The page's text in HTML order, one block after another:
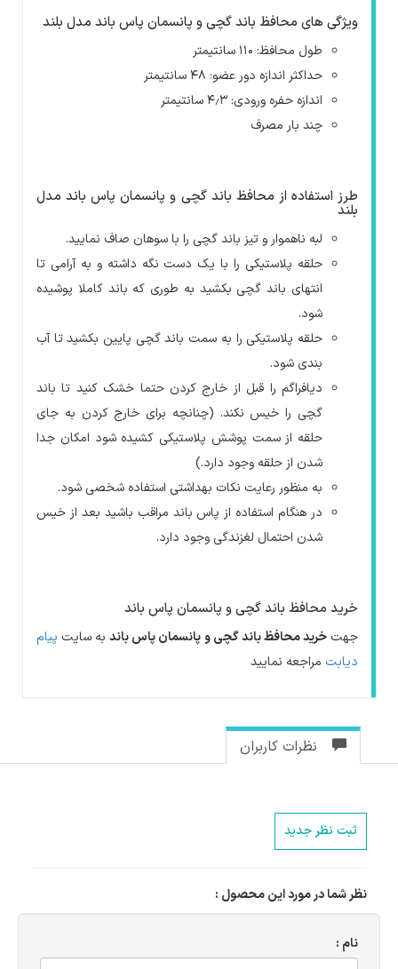
ویژگی های محافظ باند گچی و پانسمان پاس باند مدل بلند
طول محافظ: ۱۱۰ سانتیمتر
حداکثر اندازه دور عضو: ۴۸ سانتیمتر
اندازه حفره ورودی: ۴٫۳ سانتیمتر
چند بار مصرف
طرز استفاده از محافظ باند گچی و پانسمان پاس باند مدل
بلند
لبه ناهموار و تیز باند گچی را با سوهان صاف نمایید.
حلقه پلاستیکی را با یک دست نگه داشته و به آرامی تا
انتهای باند گچی بکشید به طوری که باند کاملا پوشیده
شود.
حلقه پلاستیکی را به سمت باند گچی پایین بکشید تا آب
بندی شود.
دیافراگم را قبل از خارج کردن حتما خشک کنید تا باند
گچی را خیس نکند. (چنانچه برای خارج کردن به جای
حلقه از سمت پوشش پلاستیکی کشیده شود امکان جدا
شدن از حلقه وجود دارد.)
به منظور رعایت نکات بهداشتی استفاده شخصی شود.
در هنگام استفاده از پاس باند مراقب باشید بعد از خیس
شدن احتمال لغزندگی وجود دارد.
خرید محافظ باند گچی و پانسمان پاس باند
جهتخریدمحافظ باند گچی و پانسمان پاس باندبه سایت پیام
دیابت مراجعه نمایید
نظرات کاربران
ثبت نظر جدید
نظر شما در مورد این محصول :
نام :